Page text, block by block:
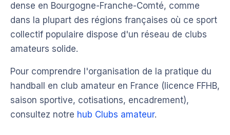
dense en Bourgogne-Franche-Comté, comme
dans la plupart des régions françaises où ce sport
collectif populaire dispose d'un réseau de clubs
amateurs solide.
Pour comprendre l'organisation de la pratique du
handball en club amateur en France (licence FFHB,
saison sportive, cotisations, encadrement),
consultez notre hub Clubs amateur.